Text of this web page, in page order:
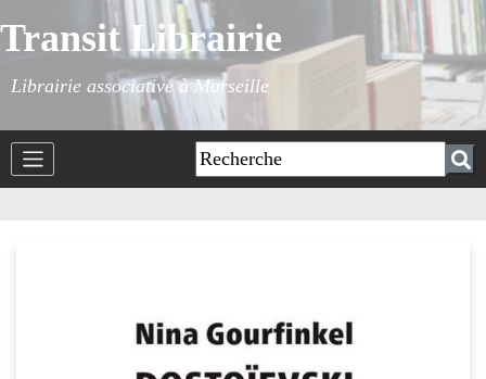
Transit Librairie
Librairie associative à Marseille